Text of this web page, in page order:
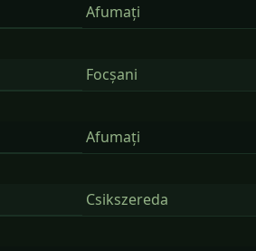
Afumați
Focșani
Afumați
Csikszereda